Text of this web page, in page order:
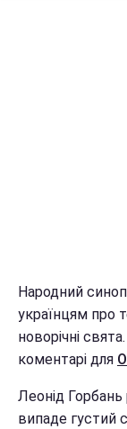
Народний
українцям про
новорічні
коментарі для
Леонід Горбань
випаде густий